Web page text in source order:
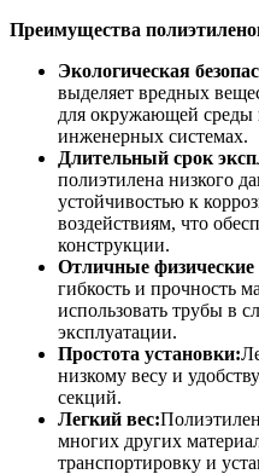
Преимущества
Экологическая
выделяет вредных
для окружающей среды
инженерных системах.
Длительный срок
полиэтилена низкого
устойчивостью к
воздействиям, что
конструкции.
Отличные физические
гибкость и прочность
использовать трубы в
эксплуатации.
Простота установки:
низкому весу и
секций.
Легкий вес:
многих других
транспортировку и